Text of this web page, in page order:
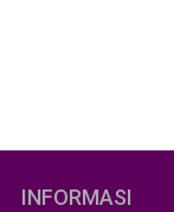
INFORMASI